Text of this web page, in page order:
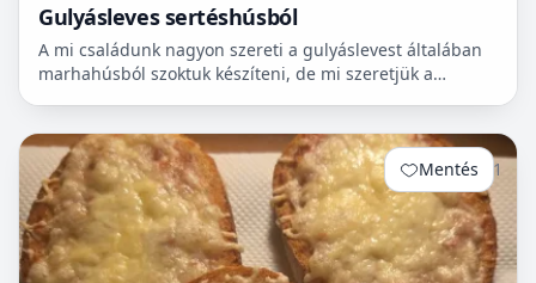
Gulyásleves sertéshúsból
A mi családunk nagyon szereti a gulyáslevest általában
marhahúsból szoktuk készíteni, de mi szeretjük a
Mentés 1